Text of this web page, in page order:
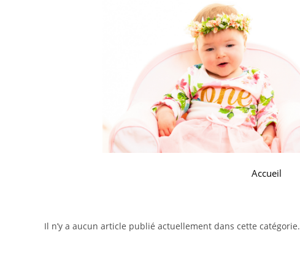
Accueil
Il n’y a aucun article publié actuellement dans cette catégorie.